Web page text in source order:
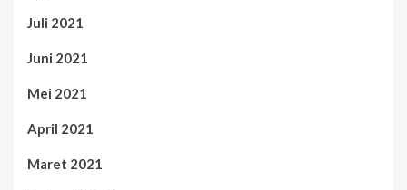
Juli 2021
Juni 2021
Mei 2021
April 2021
Maret 2021